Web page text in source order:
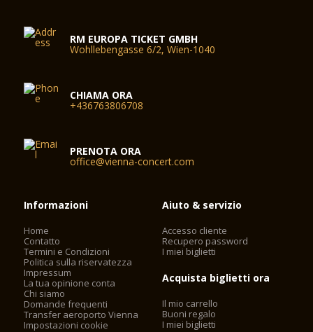
RM EUROPA TICKET GMBH
Wohllebengasse 6/2, Wien-1040
CHIAMA ORA
+436763806708
PRENOTA ORA
office@vienna-concert.com
Informazioni
Home
Contatto
Termini e Condizioni
Politica sulla riservatezza
Impressum
La tua opinione conta
Chi siamo
Domande frequenti
Transfer aeroporto Vienna
Impostazioni cookie
Aiuto & servizio
Accesso cliente
Recupero password
I miei biglietti
Acquista biglietti ora
Il mio carrello
Buoni regalo
I miei biglietti